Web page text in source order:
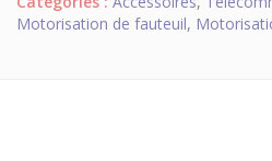
Motorisation de fauteuil,